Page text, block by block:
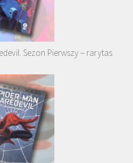
Sezon Pierwszy – rarytas